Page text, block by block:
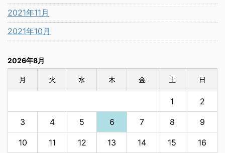
2021年11月
2021年10月
2026年8月
月 火 水 木 金 土 日
1 2
3 4 5 6 7 8 9
10 11 12 13 14 15 16